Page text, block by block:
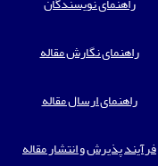
راهنمای نگارش مقاله
راهنمای ارسال مقاله
فرآیند پذیرش و انتشار مقاله